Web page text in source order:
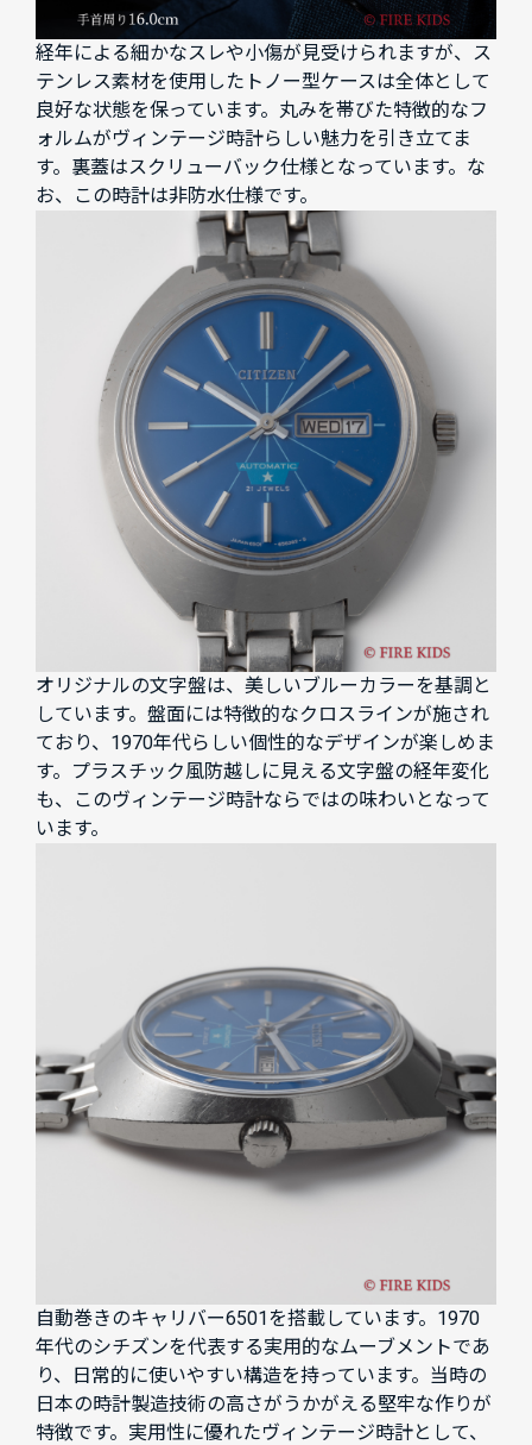
経年による細かなスレや小傷が見受けられますが、ス
テンレス素材を使用したトノー型ケースは全体として
良好な状態を保っています。丸みを帯びた特徴的なフ
ォルムがヴィンテージ時計らしい魅力を引き立てま
す。裏蓋はスクリューバック仕様となっています。な
お、この時計は非防水仕様です。
オリジナルの文字盤は、美しいブルーカラーを基調と
しています。盤面には特徴的なクロスラインが施され
ており、1970年代らしい個性的なデザインが楽しめま
す。プラスチック風防越しに見える文字盤の経年変化
も、このヴィンテージ時計ならではの味わいとなって
います。
自動巻きのキャリバー6501を搭載しています。1970
年代のシチズンを代表する実用的なムーブメントであ
り、日常的に使いやすい構造を持っています。当時の
日本の時計製造技術の高さがうかがえる堅牢な作りが
特徴です。実用性に優れたヴィンテージ時計として、